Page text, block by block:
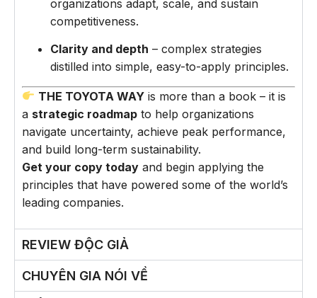
organizations adapt, scale, and sustain
competitiveness.
Clarity and depth – complex strategies
distilled into simple, easy-to-apply principles.
THE TOYOTA WAY is more than a book – it is
a strategic roadmap to help organizations
navigate uncertainty, achieve peak performance,
and build long-term sustainability.
Get your copy today and begin applying the
principles that have powered some of the world’s
leading companies.
REVIEW ĐỘC GIẢ
CHUYÊN GIA NÓI VỀ